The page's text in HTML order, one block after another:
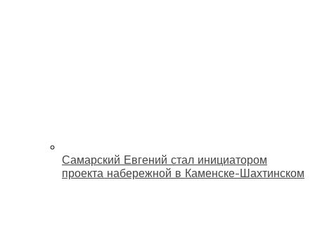
Самарский Евгений стал инициатором
проекта набережной в Каменске-Шахтинском